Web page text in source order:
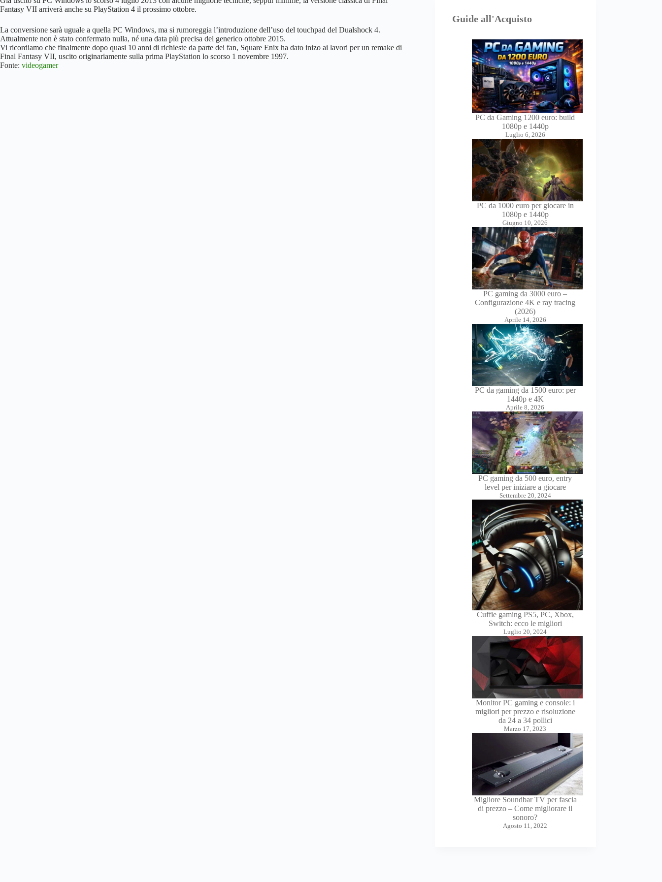
Fantasy VII arriverà anche su PlayStation 4 il prossimo ottobre.
La conversione sarà uguale a quella PC Windows, ma si rumoreggia l’introduzione dell’uso del touchpad del Dualshock 4.
Attualmente non è stato confermato nulla, né una data più precisa del generico ottobre 2015.
Vi ricordiamo che finalmente dopo quasi 10 anni di richieste da parte dei fan, Square Enix ha dato inizo ai lavori per un remake di
Final Fantasy VII, uscito originariamente sulla prima PlayStation lo scorso 1 novembre 1997.
Fonte: videogamer
Guide all'Acquisto
PC da Gaming 1200 euro: build
1080p e 1440p
Luglio 6, 2026
PC da 1000 euro per giocare in
1080p e 1440p
Giugno 10, 2026
PC gaming da 3000 euro –
Configurazione 4K e ray tracing
(2026)
Aprile 14, 2026
PC da gaming da 1500 euro: per
1440p e 4K
Aprile 8, 2026
PC gaming da 500 euro, entry
level per iniziare a giocare
Settembre 20, 2024
Cuffie gaming PS5, PC, Xbox,
Switch: ecco le migliori
Luglio 20, 2024
Monitor PC gaming e console: i
migliori per prezzo e risoluzione
da 24 a 34 pollici
Marzo 17, 2023
Migliore Soundbar TV per fascia
di prezzo – Come migliorare il
sonoro?
Agosto 11, 2022